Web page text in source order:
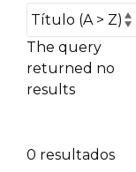
The query
returned no
results
0 resultados